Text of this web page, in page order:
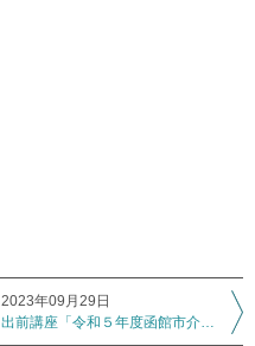
2023年09月29日
出前講座「令和５年度函館市介護支援ボランティアポイント事業研修会（第１回目）」